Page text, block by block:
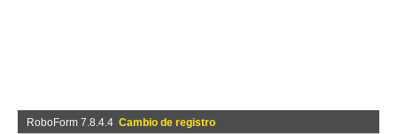
RoboForm 7.8.4.4 Cambio de registro